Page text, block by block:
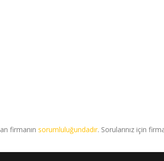
firmanın sorumluluğundadır. Sorularınız için